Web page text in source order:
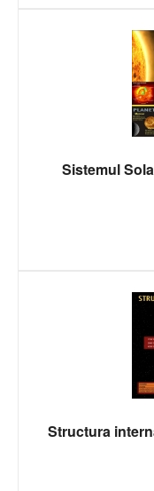
Sistemul
Structura